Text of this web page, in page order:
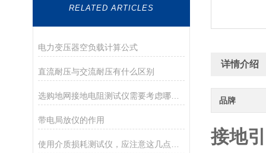
RELATED ARTICLES
电力变压器空负载计算公式
直流耐压与交流耐压有什么区别
选购地网接地电阻测试仪需要考虑哪些问题？
带电局放仪的作用
详情介绍
品牌
接地